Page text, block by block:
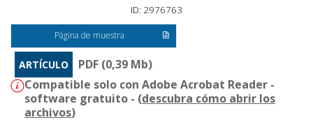
ID: 2976763
Página de muestra
ARTÍCULO
PDF (0,39 Mb)
Compatible solo con Adobe Acrobat Reader -
software gratuito - (descubra cómo abrir los
archivos)